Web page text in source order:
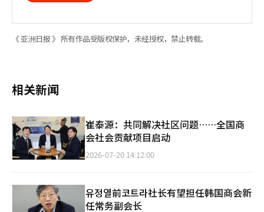
《 亚洲日报 》 所有作品受版权保护，未经授权，禁止转载。
相关新闻
崔泰源：共同解决社区问题……全国商
会社会贡献项目启动
2026-07-20 14:12:00
유정열前코트라社长有望担任韩国商会新
任常务副会长